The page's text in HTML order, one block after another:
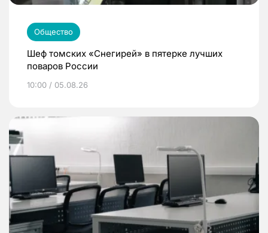
Общество
Шеф томских «Снегирей» в пятерке лучших
поваров России
10:00 / 05.08.26